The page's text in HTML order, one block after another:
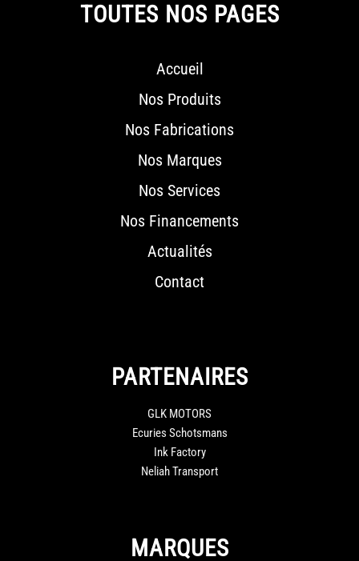
TOUTES NOS PAGES
Accueil
Nos Produits
Nos Fabrications
Nos Marques
Nos Services
Nos Financements
Actualités
Contact
PARTENAIRES
GLK MOTORS
Ecuries Schotsmans
Ink Factory
Neliah Transport
MARQUES